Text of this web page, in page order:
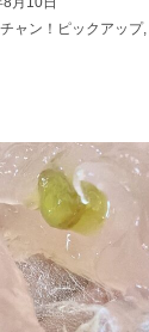
ャン！ピックアップ,